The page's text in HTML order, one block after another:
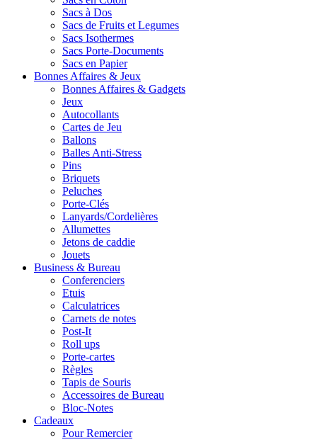
Sacs à Dos
Sacs de Fruits et Legumes
Sacs Isothermes
Sacs Porte-Documents
Sacs en Papier
Bonnes Affaires & Jeux
Bonnes Affaires & Gadgets
Jeux
Autocollants
Cartes de Jeu
Ballons
Balles Anti-Stress
Pins
Briquets
Peluches
Porte-Clés
Lanyards/Cordelières
Allumettes
Jetons de caddie
Jouets
Business & Bureau
Conferenciers
Etuis
Calculatrices
Carnets de notes
Post-It
Roll ups
Porte-cartes
Règles
Tapis de Souris
Accessoires de Bureau
Bloc-Notes
Cadeaux
Pour Remercier